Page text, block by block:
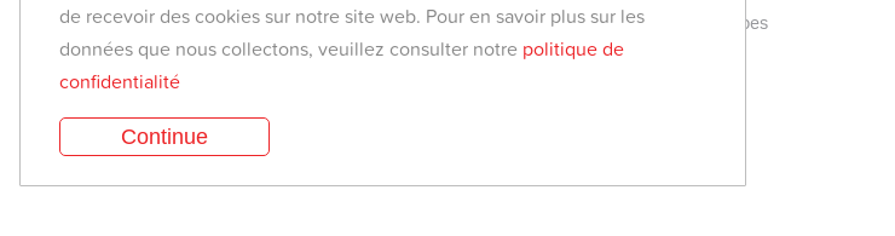
Médias et revue de presse
Conseiller de yoga
Êtes-vous un enseignant?
Êtes-vous un studio?
Découvrir YogaTribes
de recevoir des cookies sur notre site web. Pour en savoir plus sur les
données que nous collectons, veuillez consulter notre politique de
confidentialité
Continue